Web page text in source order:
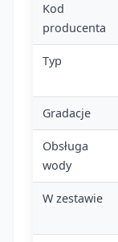
Kod
producenta
Typ
Gradacje
Obsługa
wody
W zestawie